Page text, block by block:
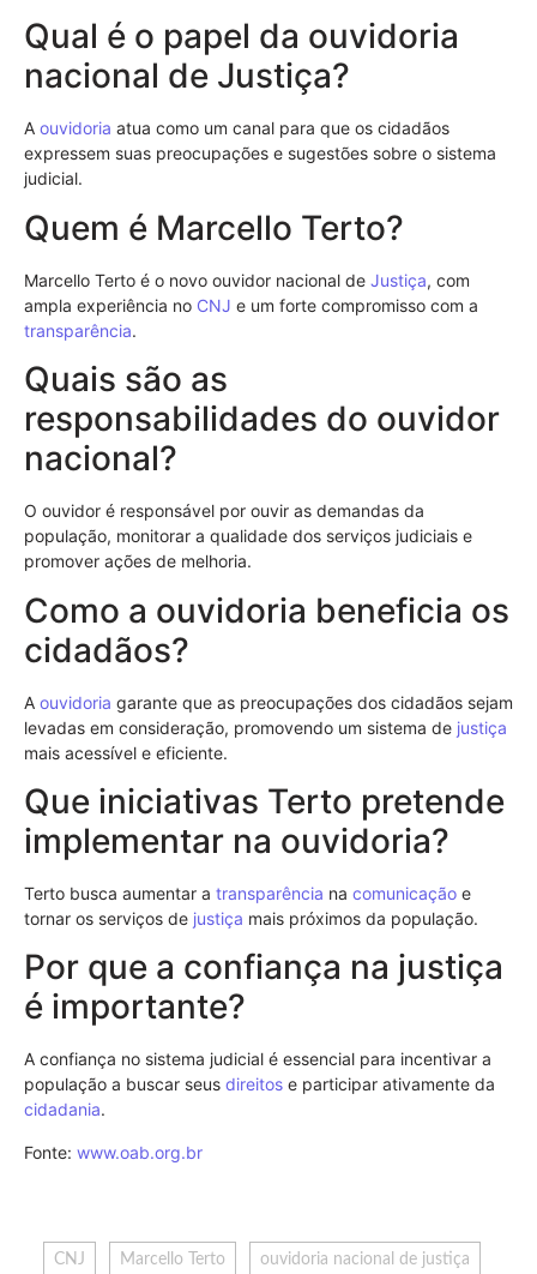
Qual é o papel da ouvidoria
nacional de Justiça?
A ouvidoria atua como um canal para que os cidadãos
expressem suas preocupações e sugestões sobre o sistema
judicial.
Quem é Marcello Terto?
Marcello Terto é o novo ouvidor nacional de Justiça, com
ampla experiência no CNJ e um forte compromisso com a
transparência.
Quais são as
responsabilidades do ouvidor
nacional?
O ouvidor é responsável por ouvir as demandas da
população, monitorar a qualidade dos serviços judiciais e
promover ações de melhoria.
Como a ouvidoria beneficia os
cidadãos?
A ouvidoria garante que as preocupações dos cidadãos sejam
levadas em consideração, promovendo um sistema de justiça
mais acessível e eficiente.
Que iniciativas Terto pretende
implementar na ouvidoria?
Terto busca aumentar a transparência na comunicação e
tornar os serviços de justiça mais próximos da população.
Por que a confiança na justiça
é importante?
A confiança no sistema judicial é essencial para incentivar a
população a buscar seus direitos e participar ativamente da
cidadania.
Fonte: www.oab.org.br
CNJ Marcello Terto ouvidoria nacional de justiça